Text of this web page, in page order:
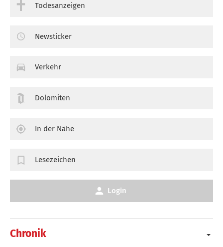
Chronik
Todesanzeigen
Newsticker
Verkehr
Dolomiten
In der Nähe
Lesezeichen
Login